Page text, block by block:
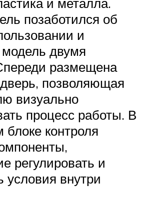
позаботился об
и
двумя
размещена
позволяющая
визуально
процесс работы. В
блоке контроля
регулировать и
условия внутри